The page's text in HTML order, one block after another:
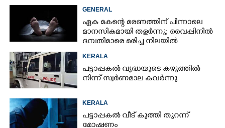
GENERAL
ഏക മകന്റെ മരണത്തിന് പിന്നാലെ
മാനസികമായി തളർന്നു; വൈപ്പിനിൽ
ദമ്പതിമാരെ മരിച്ച നിലയിൽ
KERALA
പട്ടാപ്പകൽ വൃദ്ധയുടെ കഴുത്തിൽ
നിന്ന് സ്വർണമാല കവർന്നു
KERALA
പട്ടാപ്പകൽ വീട് കുത്തി തുറന്ന്
മോഷണം